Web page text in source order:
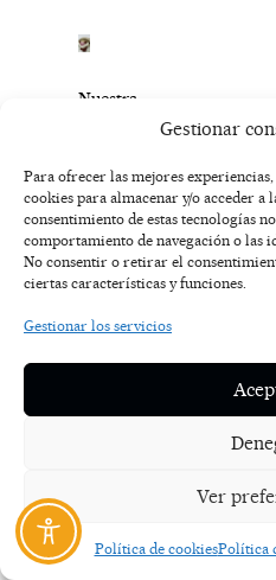
Gestionar
Para ofrecer las mejores
cookies para almacenar y/o acceder
consentimiento de estas tecnologías
comportamiento de navegación o las
No consentir o retirar el
ciertas características y funciones.
Gestionar los servicios
Ver
Política de cookiesPolítica
Nuestra
merece
esta
“dieta”
de
cosméticos
los
profesionales
eso
trabajan